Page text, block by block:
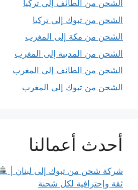
الشحن من الطائف إلى تركيا
الشحن من تبوك إلى تركيا
الشحن من مكة إلى المغرب
الشحن من المدينة إلى المغرب
الشحن من الطائف إلى المغرب
الشحن من تبوك إلى المغرب
أحدث أعمالنا
شركة شحن من تبوك إلى لبنان |
ثقة وإحترافية لكل شحنة